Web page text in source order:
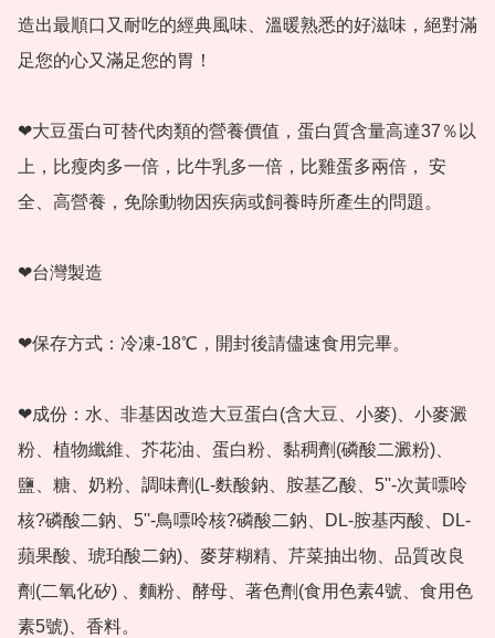
造出最順口又耐吃的經典風味、溫暖熟悉的好滋味，絕對滿
足您的心又滿足您的胃！
❤大豆蛋白可替代肉類的營養價值，蛋白質含量高達37％以
上，比瘦肉多一倍，比牛乳多一倍，比雞蛋多兩倍， 安
全、高營養，免除動物因疾病或飼養時所產生的問題。
❤台灣製造
❤保存方式：冷凍-18℃，開封後請儘速食用完畢。
❤成份：水、非基因改造大豆蛋白(含大豆、小麥)、小麥澱
粉、植物纖維、芥花油、蛋白粉、黏稠劑(磷酸二澱粉)、
鹽、糖、奶粉、調味劑(L-麩酸鈉、胺基乙酸、5''-次黃嘌呤
核?磷酸二鈉、5''-鳥嘌呤核?磷酸二鈉、DL-胺基丙酸、DL-
蘋果酸、琥珀酸二鈉)、麥芽糊精、芹菜抽出物、品質改良
劑(二氧化矽) 、麵粉、酵母、著色劑(食用色素4號、食用色
素5號)、香料。